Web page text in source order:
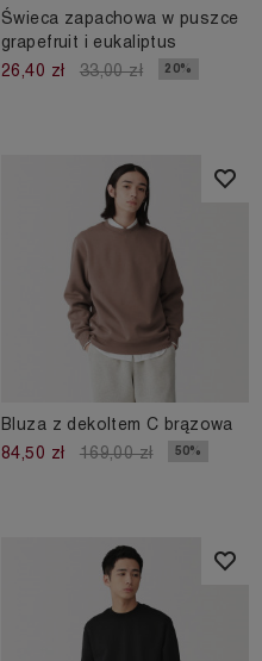
Świeca zapachowa w puszce
grapefruit i eukaliptus
26,40 zł
33,00 zł 20%
Bluza z dekoltem C brązowa
84,50 zł
169,00 zł 50%